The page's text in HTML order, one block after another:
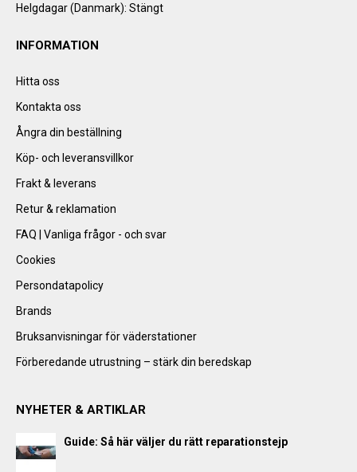
Helgdagar (Danmark): Stängt
INFORMATION
Hitta oss
Kontakta oss
Ångra din beställning
Köp- och leveransvillkor
Frakt & leverans
Retur & reklamation
FAQ | Vanliga frågor - och svar
Cookies
Persondatapolicy
Brands
Bruksanvisningar för väderstationer
Förberedande utrustning – stärk din beredskap
NYHETER & ARTIKLAR
Guide: Så här väljer du rätt reparationstejp